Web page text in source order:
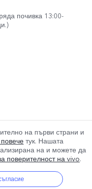
почивка 13:00-
на първи страни и
тук. Нашата
на и можете да
поверителност на vivo.